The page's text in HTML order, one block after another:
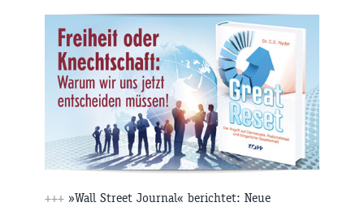
+++ »Wall Street Journal« berichtet: Neue